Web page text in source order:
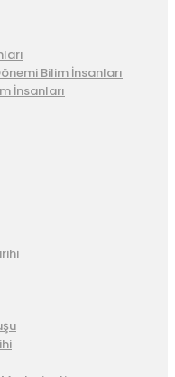
Bilim İnsanları
İnsanları